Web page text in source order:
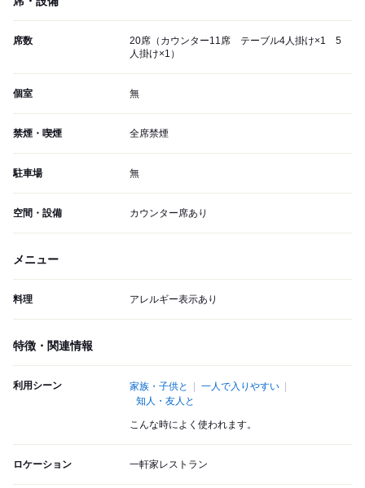
席数
20席（カウンター11席 テーブル4人掛け×1 5
人掛け×1）
個室 無
禁煙・喫煙 全席禁煙
駐車場 無
空間・設備 カウンター席あり
メニュー
料理 アレルギー表示あり
特徴・関連情報
利用シーン 家族・子供と
一人で入りやすい
知人・友人と
こんな時によく使われます。
ロケーション 一軒家レストラン